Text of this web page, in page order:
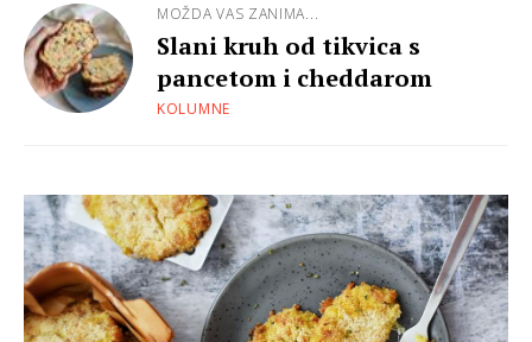
MOŽDA VAS ZANIMA...
Slani kruh od tikvica s
pancetom i cheddarom
KOLUMNE